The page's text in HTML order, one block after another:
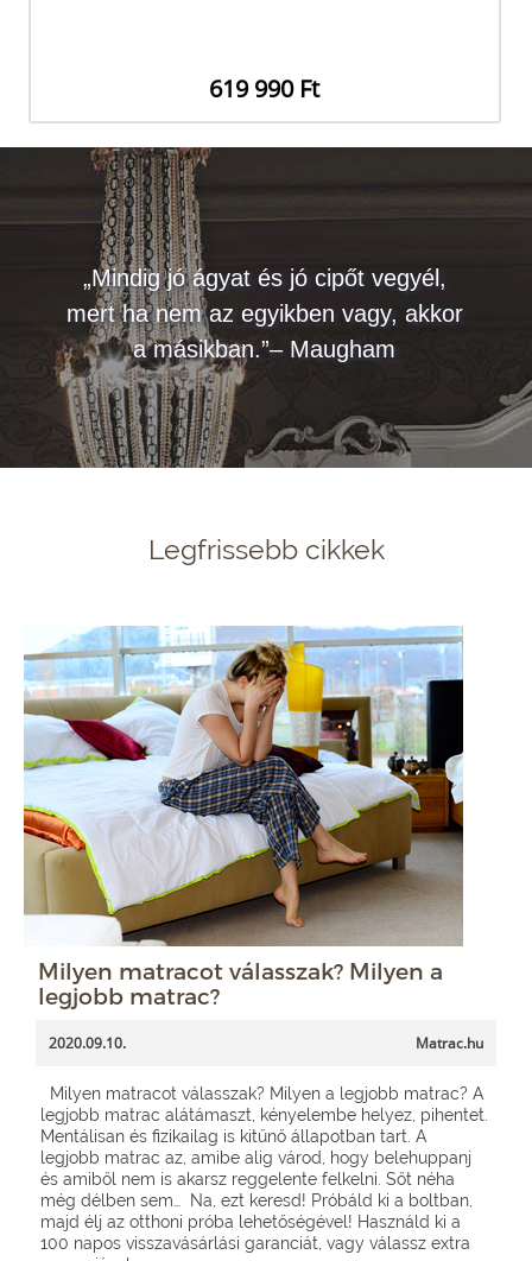
619 990 Ft
„Mindig jó ágyat és jó cipőt vegyél,
mert ha nem az egyikben vagy, akkor
a másikban.”– Maugham
Legfrissebb cikkek
Milyen matracot válasszak? Milyen a
legjobb matrac?
2020.09.10. Matrac.hu
Milyen matracot válasszak? Milyen a legjobb matrac? A
legjobb matrac alátámaszt, kényelembe helyez, pihentet.
Mentálisan és fizikailag is kitűnő állapotban tart. A
legjobb matrac az, amibe alig várod, hogy belehuppanj
és amiből nem is akarsz reggelente felkelni. Sőt néha
még délben sem… Na, ezt keresd! Próbáld ki a boltban,
majd élj az otthoni próba lehetőségével! Használd ki a
100 napos visszavásárlási garanciát, vagy válassz extra